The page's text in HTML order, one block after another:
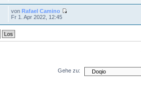
vonRafael Camino
Fr 1. Apr 2022, 12:45
Gehe zu: